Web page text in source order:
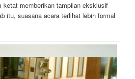
ketat memberikan tampilan eksklusif
itu, suasana acara terlihat lebih formal